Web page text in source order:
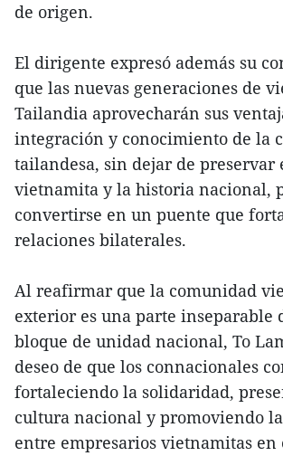
de origen.
El dirigente expresó además su
que las nuevas generaciones de
Tailandia aprovecharán sus
integración y conocimiento de la
tailandesa, sin dejar de preservar
vietnamita y la historia nacional,
convertirse en un puente que
relaciones bilaterales.
Al reafirmar que la comunidad
exterior es una parte inseparable
bloque de unidad nacional, To
deseo de que los connacionales
fortaleciendo la solidaridad,
cultura nacional y promoviendo
entre empresarios vietnamitas